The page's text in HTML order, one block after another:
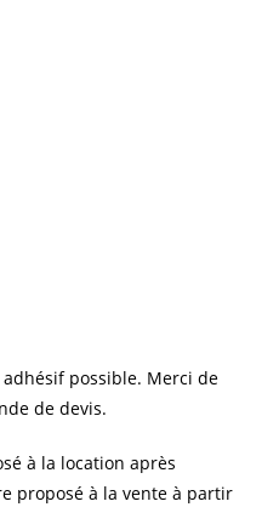
possible. Merci de
de devis.
à la location après
proposé à la vente à partir